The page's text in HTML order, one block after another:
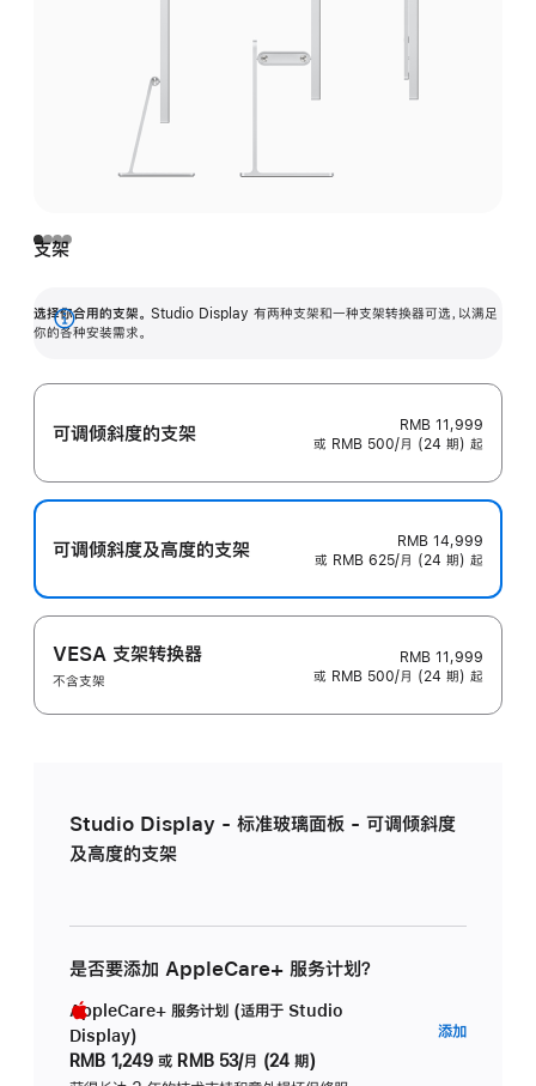
支架
选择你合用的支架。 Studio Display 有两种支架和一种支架转换器可选，以满足
你的各种安装需求。
展
可调倾斜度的支架
RMB 11,999
或 RMB 500/月 (24 期) 起
可调倾斜度及高‍度的支‍架
RMB 14,999
或 RMB 625/月 (24 期) 起
VESA 支架转换器
不含支架
RMB 11,999
或 RMB 500/月 (24 期) 起
Studio Display - 标准玻璃面板 - 可调倾斜度
及高度的支架
是否要添加 AppleCare+ 服务计划？
AppleCare+ 服务计划 (适用于 Studio
Display)
RMB 1,249 或 RMB 53/月 (24 期)
添加